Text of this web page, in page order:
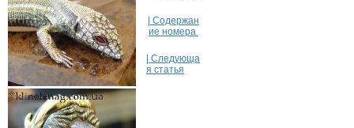
| Содержан
ие номера
| Следующа
я статья